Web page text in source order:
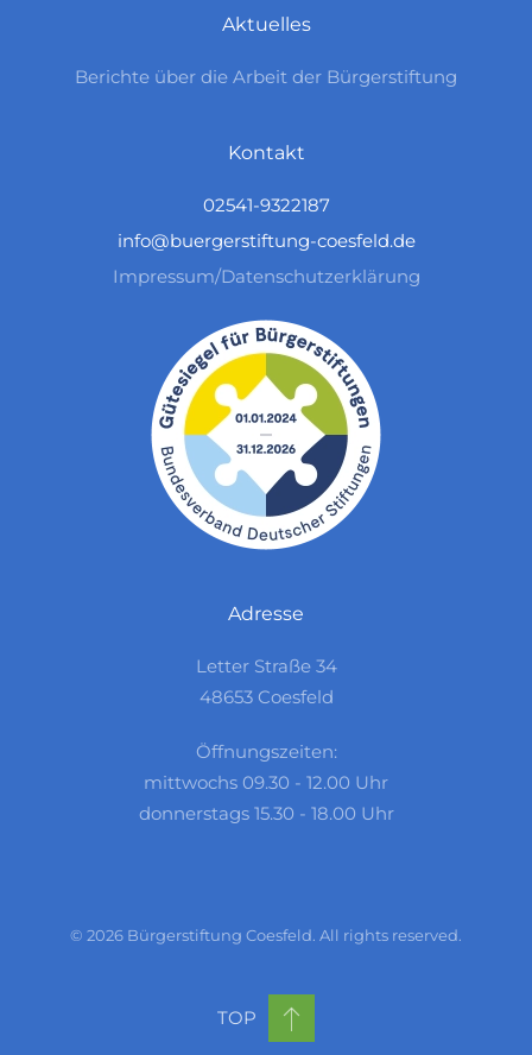
Aktuelles
Berichte über die Arbeit der Bürgerstiftung
Kontakt
02541-9322187
info@buergerstiftung-coesfeld.de
Impressum/Datenschutzerklärung
Adresse
Letter Straße 34
48653 Coesfeld
Öffnungszeiten:
mittwochs 09.30 - 12.00 Uhr
donnerstags 15.30 - 18.00 Uhr
© 2026 Bürgerstiftung Coesfeld. All rights reserved.
TOP